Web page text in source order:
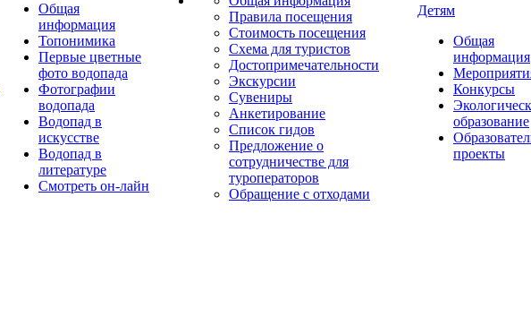
Общая
информация
Топонимика
Первые цветные
фото водопада
Фотографии
водопада
Водопад в
искусстве
Водопад в
литературе
Смотреть он-лайн
Правила посещения
Стоимость посещения
Схема для туристов
Достопримечательности
Экскурсии
Сувениры
Анкетирование
Список гидов
Предложение о
сотрудничестве для
туроператоров
Обращение с отходами
Детям
Общая
информация
Конкурсы
образование
проекты